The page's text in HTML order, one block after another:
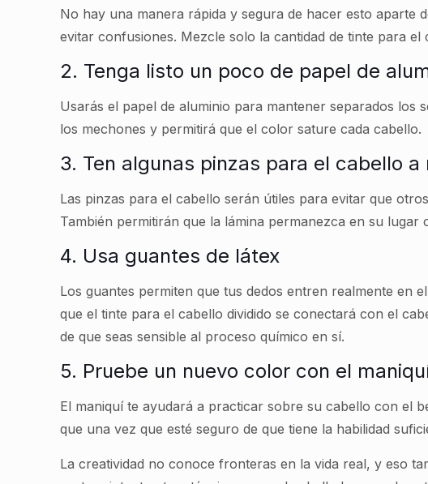
No hay una manera rápida y segura de hacer esto
evitar confusiones. Mezcle solo la cantidad de tinte para
2. Tenga listo un poco de papel de
Usarás el papel de aluminio para mantener separados los
los mechones y permitirá que el color sature cada cabello.
3. Ten algunas pinzas para el cabello
Las pinzas para el cabello serán útiles para evitar que
También permitirán que la lámina permanezca en su
4. Usa guantes de látex
Los guantes permiten que tus dedos entren realmente en
que el tinte para el cabello dividido se conectará con el
de que seas sensible al proceso químico en sí.
5. Pruebe un nuevo color con el
El maniquí te ayudará a practicar sobre su cabello con el
que una vez que esté seguro de que tiene la habilidad
La creatividad no conoce fronteras en la vida real, y eso